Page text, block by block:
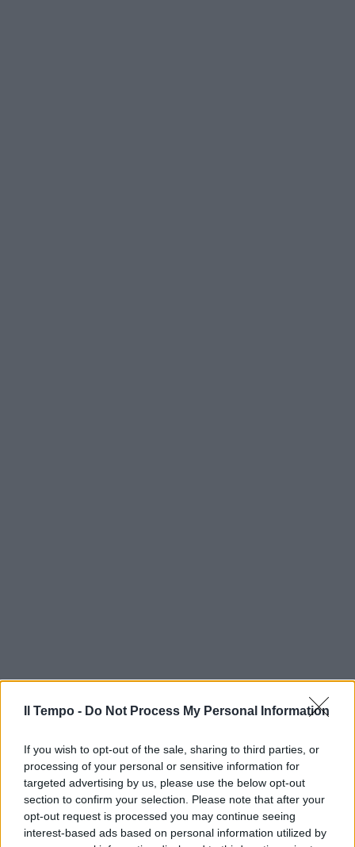
Il Tempo - Do Not Process My Personal Information
If you wish to opt-out of the sale, sharing to third parties, or
processing of your personal or sensitive information for
targeted advertising by us, please use the below opt-out
section to confirm your selection. Please note that after your
opt-out request is processed you may continue seeing
interest-based ads based on personal information utilized by